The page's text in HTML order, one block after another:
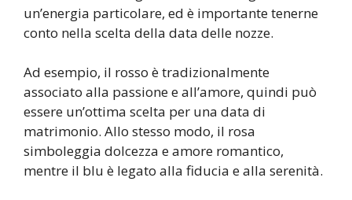
un’energia particolare, ed è importante tenerne
conto nella scelta della data delle nozze.
Ad esempio, il rosso è tradizionalmente
associato alla passione e all’amore, quindi può
essere un’ottima scelta per una data di
matrimonio. Allo stesso modo, il rosa
simboleggia dolcezza e amore romantico,
mentre il blu è legato alla fiducia e alla serenità.